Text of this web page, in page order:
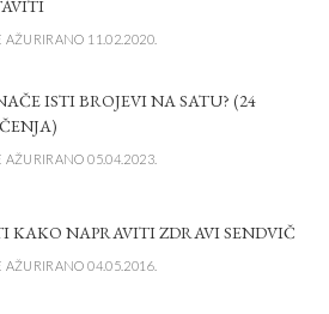
AŽURIRANO 11.02.2020.
ISTI BROJEVI NA SATU? (24
AŽURIRANO 05.04.2023.
KAKO NAPRAVITI ZDRAVI SENDVIČ
AŽURIRANO 04.05.2016.